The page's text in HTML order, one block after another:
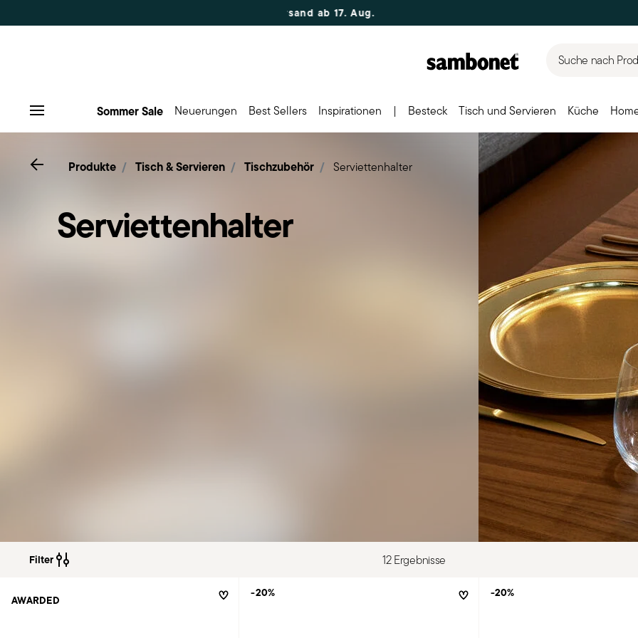
Rabatt | Bestellungen 7.–16. Aug.: Versand ab 17. Aug.
Suche nach
Sommer Sale Neuerungen Best Sellers Inspirationen | Besteck Tisch und Servieren Küche
Go backProdukte Tisch & Servieren Tischzubehör Serviettenhalter
Serviettenhalter
Filter 12 Ergebnisse
AWARDED -20% -20%